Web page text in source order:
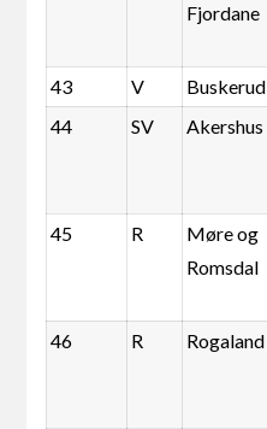
Fjordane
43
V Buskerud
44
SV Akershus
45
R
Møre og
Romsdal
46
R Rogaland